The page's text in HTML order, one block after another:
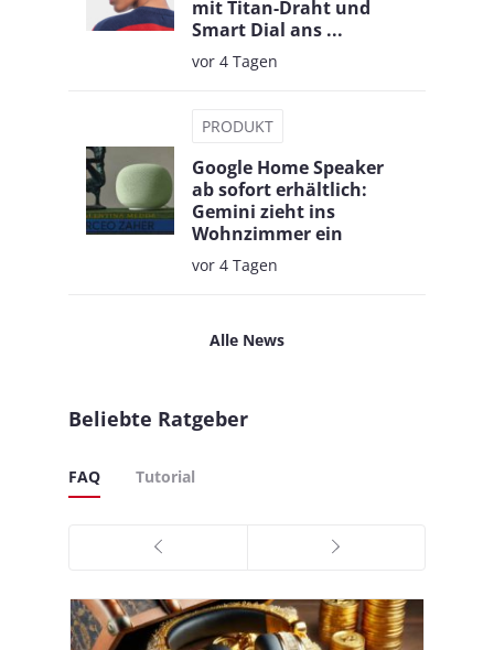
mit Titan-Draht und
Smart Dial ans ...
vor 4 Tagen
PRODUKT
Google Home Speaker
ab sofort erhältlich:
Gemini zieht ins
Wohnzimmer ein
vor 4 Tagen
Alle News
Beliebte Ratgeber
FAQ Tutorial